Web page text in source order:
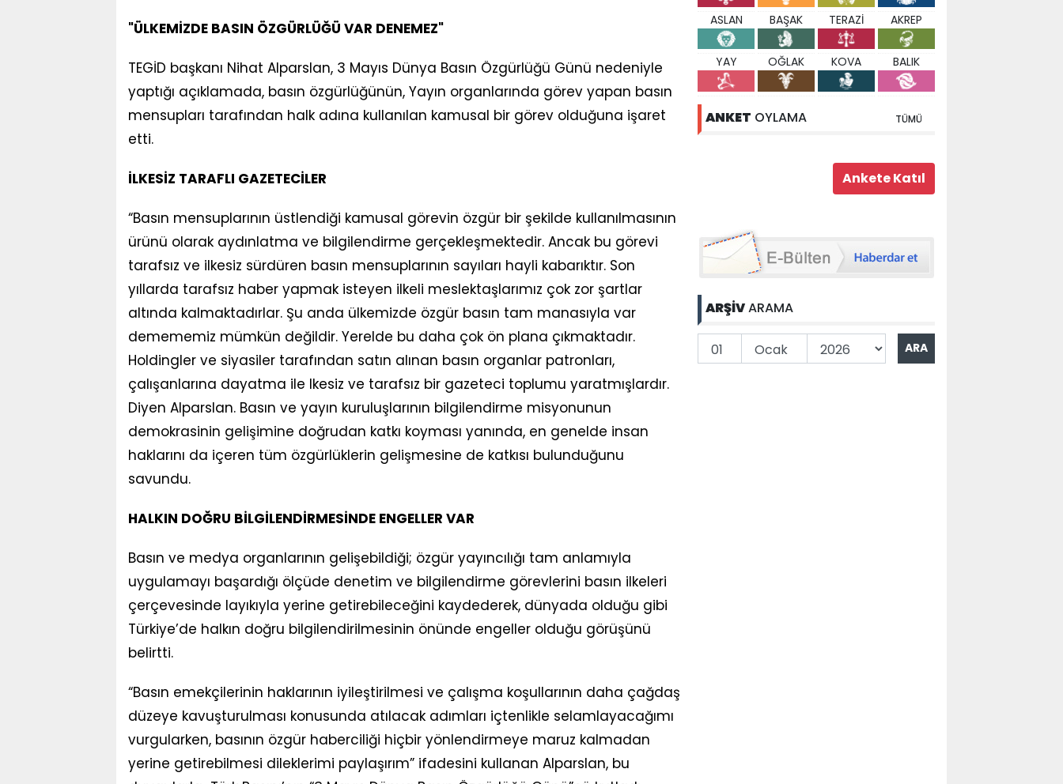
"ÜLKEMİZDE BASIN ÖZGÜRLÜĞÜ VAR DENEMEZ"
TEGİD başkanı Nihat Alparslan, 3 Mayıs Dünya Basın Özgürlüğü Günü nedeniyle
yaptığı açıklamada, basın özgürlüğünün, Yayın organlarında görev yapan basın
mensupları tarafından halk adına kullanılan kamusal bir görev olduğuna işaret
etti.
İLKESİZ TARAFLI GAZETECİLER
“Basın mensuplarının üstlendiği kamusal görevin özgür bir şekilde kullanılmasının
ürünü olarak aydınlatma ve bilgilendirme gerçekleşmektedir. Ancak bu görevi
tarafsız ve ilkesiz sürdüren basın mensuplarının sayıları hayli kabarıktır. Son
yıllarda tarafsız haber yapmak isteyen ilkeli meslektaşlarımız çok zor şartlar
altında kalmaktadırlar. Şu anda ülkemizde özgür basın tam manasıyla var
demememiz mümkün değildir. Yerelde bu daha çok ön plana çıkmaktadır.
Holdingler ve siyasiler tarafından satın alınan basın organlar patronları,
çalışanlarına dayatma ile lkesiz ve tarafsız bir gazeteci toplumu yaratmışlardır.
Diyen Alparslan. Basın ve yayın kuruluşlarının bilgilendirme misyonunun
demokrasinin gelişimine doğrudan katkı koyması yanında, en genelde insan
haklarını da içeren tüm özgürlüklerin gelişmesine de katkısı bulunduğunu
savundu.
HALKIN DOĞRU BİLGİLENDİRMESİNDE ENGELLER VAR
Basın ve medya organlarının gelişebildiği; özgür yayıncılığı tam anlamıyla
uygulamayı başardığı ölçüde denetim ve bilgilendirme görevlerini basın ilkeleri
çerçevesinde layıkıyla yerine getirebileceğini kaydederek, dünyada olduğu gibi
Türkiye’de halkın doğru bilgilendirilmesinin önünde engeller olduğu görüşünü
belirtti.
“Basın emekçilerinin haklarının iyileştirilmesi ve çalışma koşullarının daha çağdaş
düzeye kavuşturulması konusunda atılacak adımları içtenlikle selamlayacağımı
vurgularken, basının özgür haberciliği hiçbir yönlendirmeye maruz kalmadan
yerine getirebilmesi dileklerimi paylaşırım” ifadesini kullanan Alparslan, bu
ASLAN BAŞAK TERAZİ AKREP
YAY OĞLAK KOVA BALIK
ANKET OYLAMA TÜMÜ
ARŞİVARAMA